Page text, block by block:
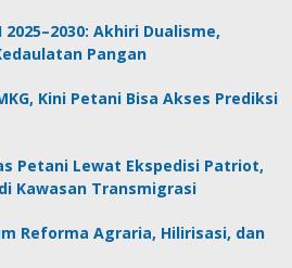
Akhiri Dualisme,
Pangan
Kini Petani Bisa Akses Prediksi
Petani Lewat Ekspedisi Patriot,
Kawasan Transmigrasi
Reforma Agraria, Hilirisasi, dan